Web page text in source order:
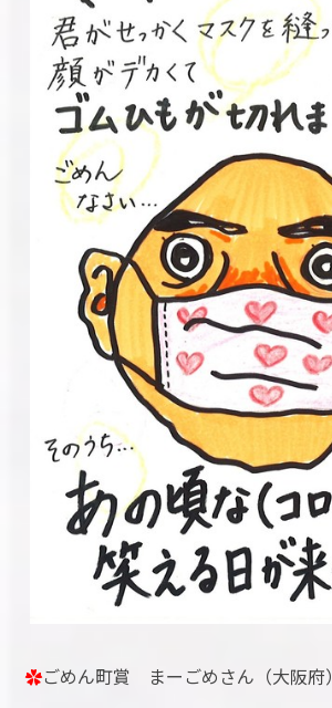
✿ごめん町賞 まーごめさん（大阪府）